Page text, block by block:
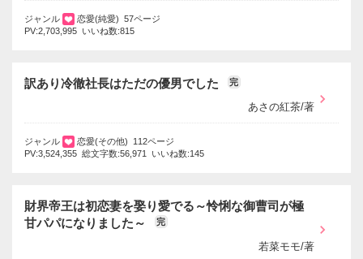
ジャンル
恋愛(純愛) 57ページ
PV:2,703,995 いいね数:815
訳あり冷徹社長はただの優男でした 完
あさの紅茶/著
ジャンル
恋愛(その他) 112ページ
PV:3,524,355 総文字数:56,971 いいね数:145
財界帝王は初恋妻を娶り愛でる～怜悧な御曹司が極
甘パパになりました～
完
若菜モモ/著